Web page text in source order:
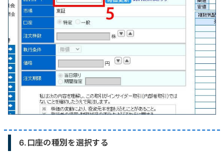
6.口座の種別を選択する